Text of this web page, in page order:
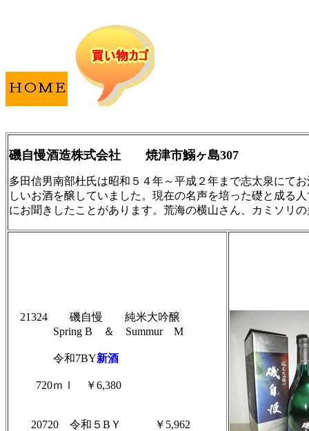
磯自慢酒造株式会社 焼津市鰯ヶ島307
多田信男南部杜氏は昭和５４年～平成２年まで志太泉にて
しいお酒を醸していました。現在の名声を培った礎と成る
にお聞きしたことがあります。荒海の横山さん、カミソリ
21324 磯自慢
純米大吟醸
Spring B ＆
Summur M
令和7BY新酒
720ｍｌ ￥6,380
20720 令和５BＹ ￥ 5,962